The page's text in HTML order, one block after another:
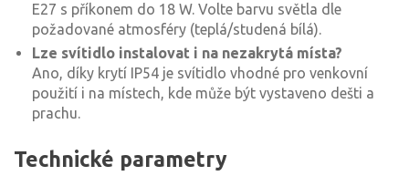
E27 s příkonem do 18 W. Volte barvu světla dle
požadované atmosféry (teplá/studená bílá).
Lze svítidlo instalovat i na nezakrytá místa?
Ano, díky krytí IP54 je svítidlo vhodné pro venkovní
použití i na místech, kde může být vystaveno dešti a
prachu.
Technické parametry